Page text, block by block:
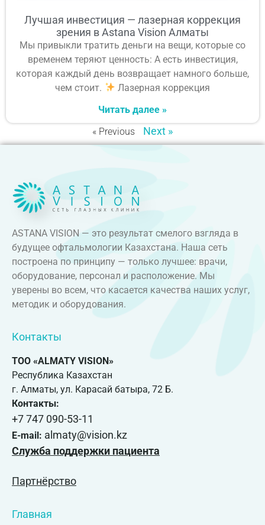
Лучшая инвестиция — лазерная коррекция
зрения в Astana Vision Алматы
Мы привыкли тратить деньги на вещи, которые со
временем теряют ценность: А есть инвестиция,
которая каждый день возвращает намного больше,
чем стоит.
Лазерная коррекция
Читать далее »
« Previous
Next »
ASTANA VISION — это результат смелого взгляда в
будущее офтальмологии Казахстана. Наша сеть
построена по принципу — только лучшее: врачи,
оборудование, персонал и расположение. Мы
уверены во всем, что касается качества наших услуг,
методик и оборудования.
Контакты
ТОО «ALMATY VISION»
Республика Казахстан
г. Алматы, ул. Карасай батыра, 72 Б.
Контакты:
+7 747 090-53-11
E-mail: almaty@vision.kz
Служба поддержки пациента
Партнёрство
Главная